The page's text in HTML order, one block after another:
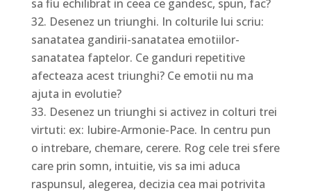
sa fiu echilibrat in ceea ce gandesc, spun, fac?
Desenez un triunghi. In colturile lui scriu:
sanatatea gandirii-sanatatea emotiilor-
sanatatea faptelor. Ce ganduri repetitive
afecteaza acest triunghi? Ce emotii nu ma
ajuta in evolutie?
Desenez un triunghi si activez in colturi trei
virtuti: ex: Iubire-Armonie-Pace. In centru pun
o intrebare, chemare, cerere. Rog cele trei sfere
care prin somn, intuitie, vis sa imi aduca
raspunsul, alegerea, decizia cea mai potrivita